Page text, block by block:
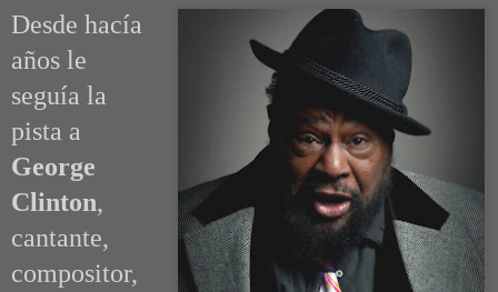
Desde hacía
años le
seguía la
pista a
George
Clinton,
cantante,
compositor,